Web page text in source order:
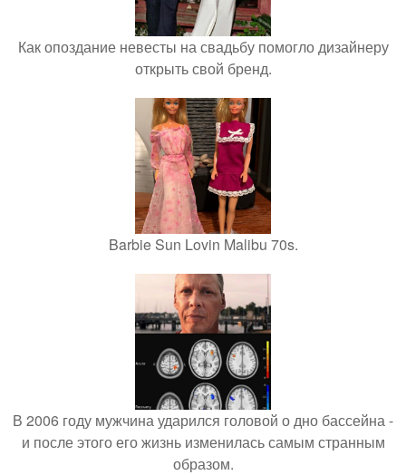
Как опоздание невесты на свадьбу помогло дизайнеру
открыть свой бренд.
Barbie Sun Lovin Malibu 70s.
В 2006 году мужчина ударился головой о дно бассейна -
и после этого его жизнь изменилась самым странным
образом.